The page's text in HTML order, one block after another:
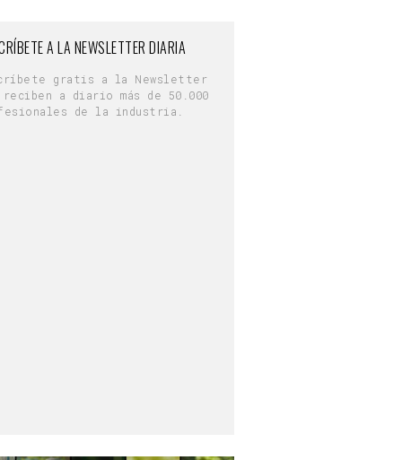
A LA NEWSLETTER DIARIA
gratis a la Newsletter
reciben a diario más de 50.000
de la industria.